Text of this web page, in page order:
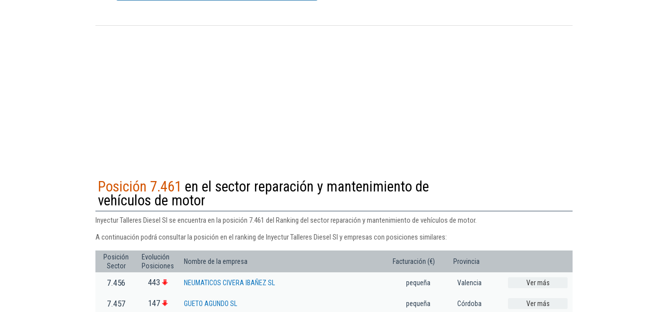
Posición 7.461 en el sector reparación y mantenimiento de
vehículos de motor
Inyectur Talleres Diesel Sl se encuentra en la posición 7.461 del Ranking del sector reparación y mantenimiento de vehículos de motor.
A continuación podrá consultar la posición en el ranking de Inyectur Talleres Diesel Sl y empresas con posiciones similares:
Posición
Sector
Evolución
Posiciones
Nombre de la empresa Facturación (€) Provincia
7.456 443 NEUMATICOS CIVERA IBAÑEZ SL pequeña Valencia Ver más
7.457 147 GUETO AGUNDO SL pequeña Córdoba Ver más